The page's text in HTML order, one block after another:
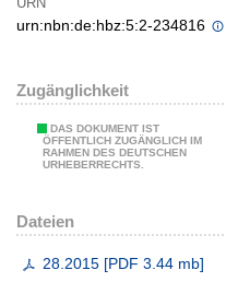
urn:nbn:de:hbz:5:2-234816
Zugänglichkeit
DAS DOKUMENT IST
ÖFFENTLICH ZUGÄNGLICH IM
RAHMEN DES DEUTSCHEN
URHEBERRECHTS.
Dateien
28.2015 [PDF 3.44 mb]